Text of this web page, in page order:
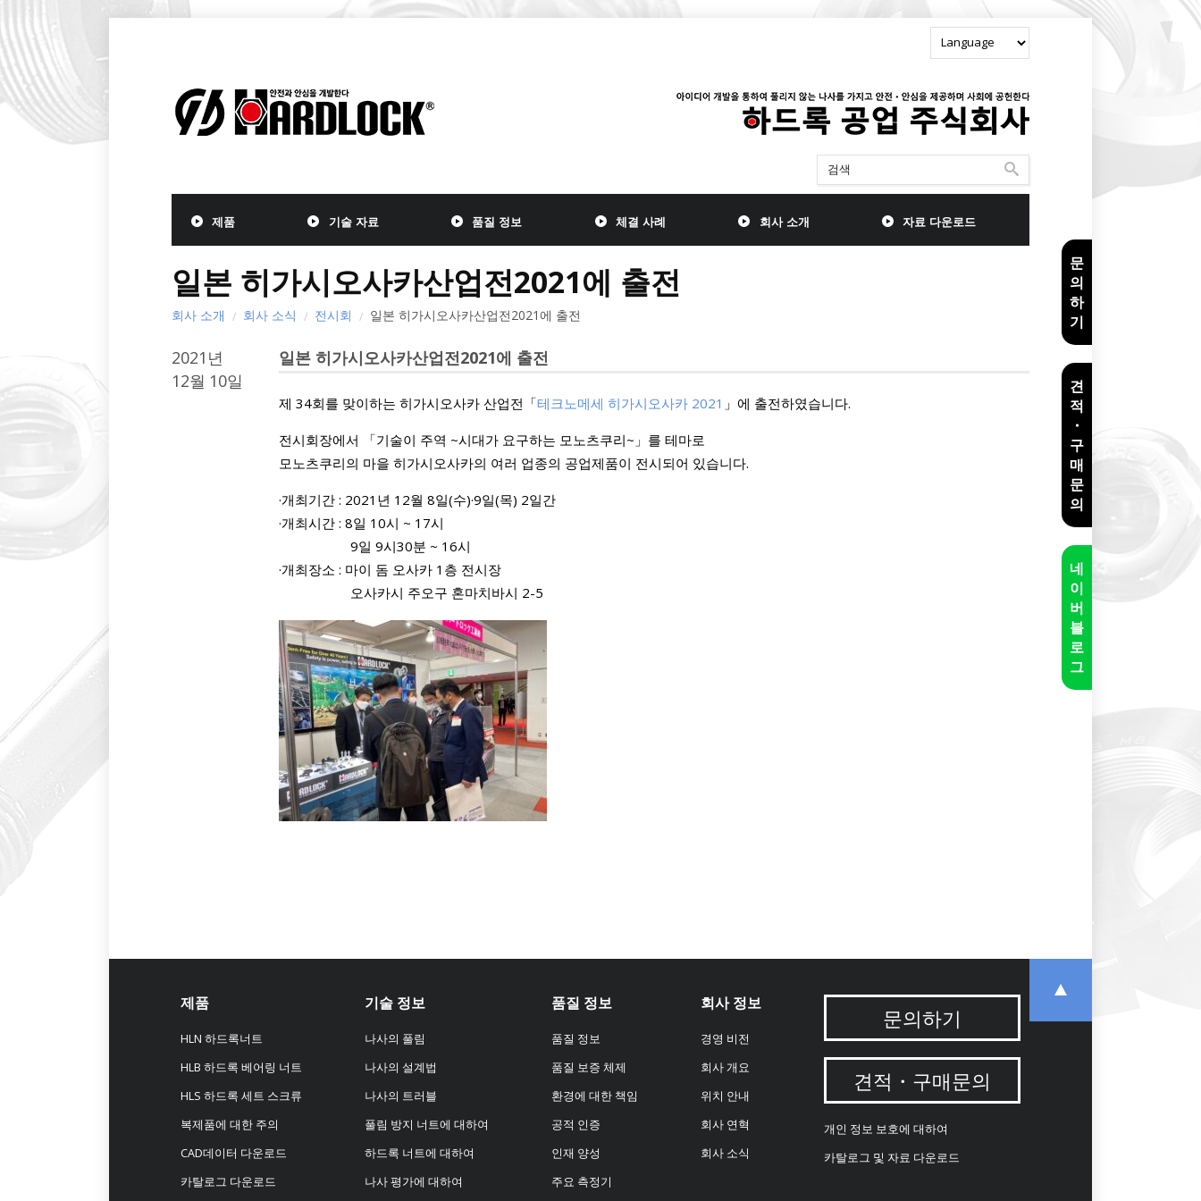
제품 기술 자료 품질 정보 체결 사례 회사 소개 자료 다운로드
문
의
하
기
견
적
・
구
매
문
의
네
이
버
블
로
그
일본 히가시오사카산업전2021에 출전
회사 소개 회사 소식 전시회 일본 히가시오사카산업전2021에 출전
2021년
12월 10일
일본 히가시오사카산업전2021에 출전
제 34회를 맞이하는 히가시오사카 산업전「테크노메세 히가시오사카 2021 」에 출전하였습니다.
전시회장에서 「기술이 주역 ~시대가 요구하는 모노츠쿠리~」를 테마로
모노츠쿠리의 마을 히가시오사카의 여러 업종의 공업제품이 전시되어 있습니다.
·개최기간 : 2021년 12월 8일(수)·9일(목) 2일간
·개최시간 : 8일 10시 ~ 17시
9일 9시30분 ~ 16시
·개최장소 : 마이 돔 오사카 1층 전시장
오사카시 주오구 혼마치바시 2-5
제품
HLN 하드록너트
HLB 하드록 베어링 너트
HLS 하드록 세트 스크류
복제품에 대한 주의
CAD데이터 다운로드
카탈로그 다운로드
기술 정보
나사의 풀림
나사의 설계법
나사의 트러블
풀림 방지 너트에 대하여
하드록 너트에 대하여
나사 평가에 대하여
품질 정보
품질 정보
품질 보증 체제
환경에 대한 책임
공적 인증
인재 양성
주요 측정기
회사 정보
경영 비전
회사 개요
위치 안내
회사 연혁
회사 소식
문의하기
견적・구매문의
개인 정보 보호에 대하여
카탈로그 및 자료 다운로드